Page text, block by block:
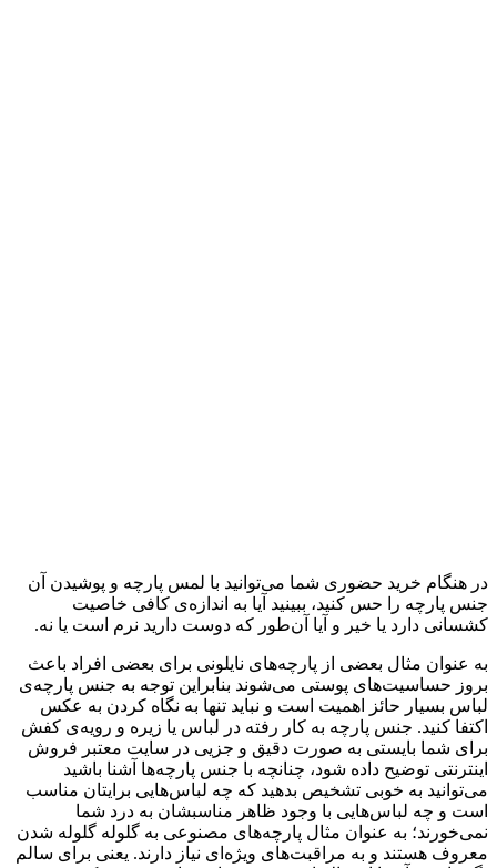
در هنگام خرید حضوری شما می‌توانید با لمس پارچه و پوشیدن آن
جنس پارچه را حس کنید، ببینید آیا به اندازه‌ی کافی خاصیت
کشسانی دارد یا خیر و آیا آن‌طور که دوست دارید نرم است یا نه.
به عنوان مثال بعضی از پارچه‌های نایلونی برای بعضی افراد باعث
بروز حساسیت‌های پوستی می‌شوند بنابراین توجه به جنس پارچه‌ی
لباس بسیار حائز اهمیت است و نباید تنها به نگاه کردن به عکس
اکتفا کنید. جنس پارچه به کار رفته در لباس یا زیره و رویه‌ی کفش
برای شما بایستی به صورت دقیق و جزیی در سایت معتبر فروش
اینترنتی توضیح داده ‌شود، چنانچه با جنس پارچه‌ها آشنا باشید
می‌توانید به خوبی تشخیص بدهید که چه لباس‌هایی برایتان مناسب
است و چه لباس‌هایی با وجود ظاهر مناسبشان به درد شما
نمی‌خورند؛ به عنوان مثال پارچه‌های مصنوعی به گلوله گلوله شدن
معروف هستند و به مراقبت‌های ویژه‌ای نیاز دارند. یعنی برای سالم